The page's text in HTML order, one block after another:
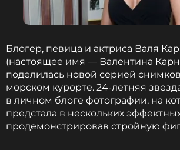
Ранее, 3 марта, сообщалось
, что над
«Очень странных дел» работали
фолк-музыкант Кристиан Ли
мультиинструменталист
Дэвис. Предыдущий альбом
Angel — был выпущен в 2024 году.
ФОТО: ТАСС
и намеки от создателей –
Братья не только хорошо
саундтрека. В альбом вошли
ФОТО: Legion-Media
Читайте нас в
Блогер, певица и актриса Валя
(настоящее имя — Валентина
поделилась новой серией
морском курорте. 24-летняя
в личном блоге фотографии, на
предстала в нескольких
продемонстрировав стройную